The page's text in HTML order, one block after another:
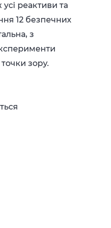
реактиви та
12 безпечних
з
зору.